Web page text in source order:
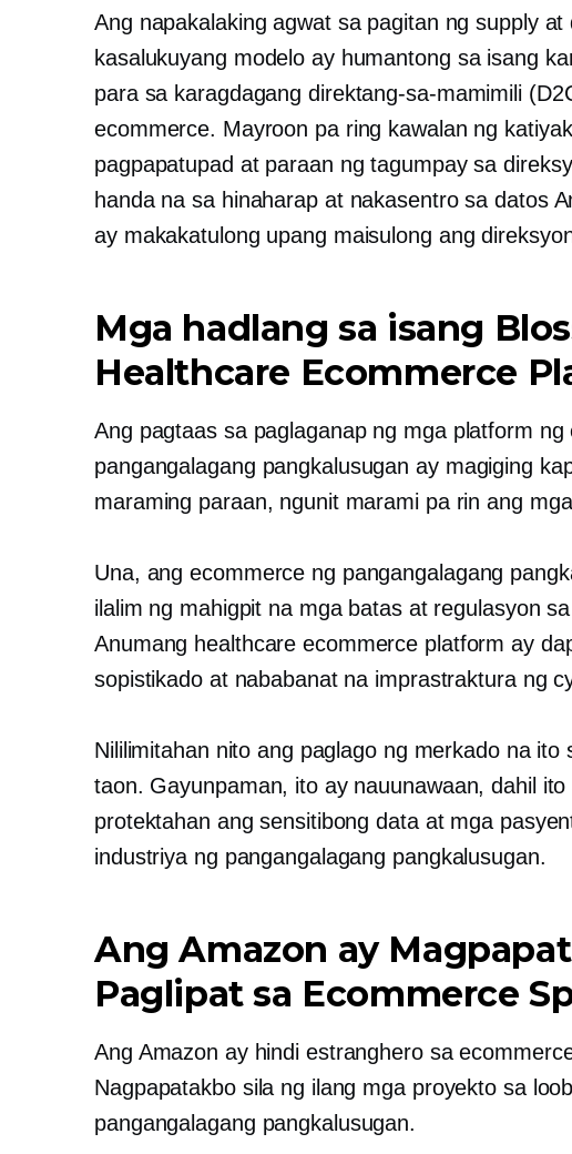
Ang napakalaking agwat sa pagitan ng supply at
kasalukuyang modelo ay humantong sa isang
para sa karagdagang direktang-sa-mamimili
ecommerce. Mayroon pa ring kawalan ng
pagpapatupad at paraan ng tagumpay sa
handa na sa hinaharapat nakasentro sa datos
ay makakatulong upang maisulong ang
Mga hadlang sa isang
Healthcare Ecommerce
Ang pagtaas sa paglaganap ng mga platform ng
pangangalagang pangkalusugan ay magiging
maraming paraan, ngunit marami pa rin ang
Una, ang ecommerce ng pangangalagang
ilalim ng mahigpit na mga batas at regulasyon
Anumang healthcare ecommerce platform ay
sopistikado at nababanat na imprastraktura ng
Nililimitahan nito ang paglago ng merkado na ito
taon. Gayunpaman, ito ay nauunawaan, dahil ito
protektahan ang sensitibong data at mga
industriya ng pangangalagang pangkalusugan.
Ang Amazon ay
Paglipat sa Ecommerce
Ang Amazon ay hindi estranghero sa
Nagpapatakbo sila ng ilang mga proyekto sa
pangangalagang pangkalusugan.